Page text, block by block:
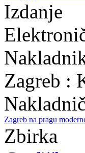
Izdanje
Zagreb :
Zagreb na pragu
Zbirka